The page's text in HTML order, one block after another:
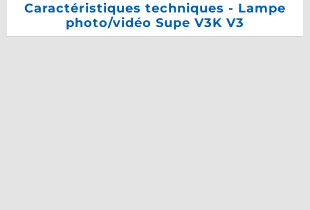
Caractéristiques techniques - Lampe
photo/vidéo Supe V3K V3